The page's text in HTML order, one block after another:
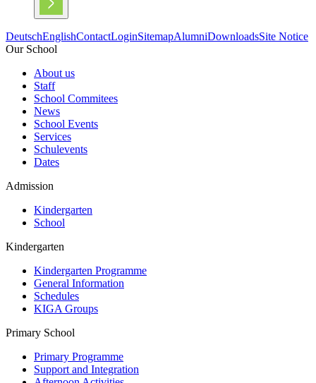
DeutschEnglishContactLoginSitemapAlumniDownloadsSite Notice
Our School
About us
Staff
School Commitees
News
School Events
Services
Schulevents
Dates
Admission
Kindergarten
School
Kindergarten
Kindergarten Programme
General Information
Schedules
KIGA Groups
Primary School
Primary Programme
Support and Integration